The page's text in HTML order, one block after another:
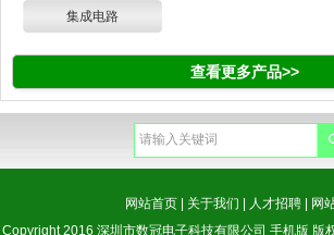
集成电路
查看更多产品>>
网站首页| 关于我们 | 人才招聘| 网
Copyright 2016 深圳市数冠电子科技有限公司 手机版 版